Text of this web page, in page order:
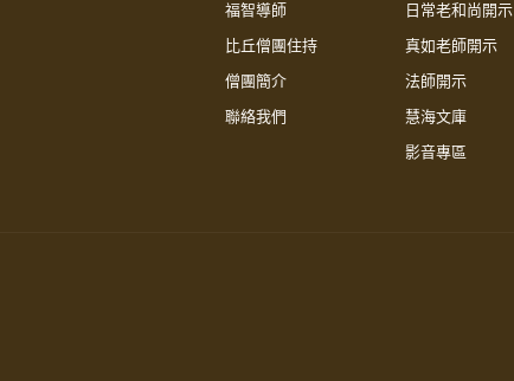
福智導師
比丘僧團住持
僧團簡介
聯絡我們
日常老和尚開示
真如老師開示
法師開示
慧海文庫
影音專區